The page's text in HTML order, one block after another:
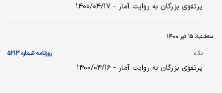
پرتفوی بزرگان به روایت آمار - ۱۴۰۰/۰۴/۱۷
سه‌شنبه، ۱۵ تیر ۱۴۰۰
نگاه روزنامه شماره ۵۲۱۳
پرتفوی بزرگان به روایت آمار - ۱۴۰۰/۰۴/۱۶